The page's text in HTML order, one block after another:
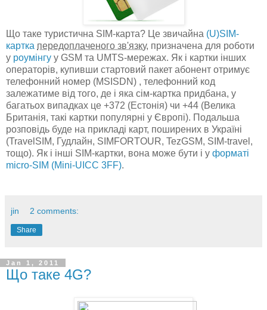
Що таке туристична SIM-карта? Це звичайна (U)SIM-
картка передоплаченого зв'язку, призначена для роботи
у роумінгу у GSM та UMTS-мережах. Як і картки інших
операторів, купивши стартовий пакет абонент отримує
телефонний номер (MSISDN) , телефонний код
залежатиме від того, де і яка сім-картка придбана, у
багатьох випадках це +372 (Естонія) чи +44 (Велика
Британія, такі картки популярні у Європі). Подальша
розповідь буде на прикладі карт, поширених в Україні
(TravelSIM, Гудлайн, SIMFORTOUR, TezGSM, SIM-travel,
тощо). Як і інші SIM-картки, вона може бути і у форматі
micro-SIM (Mini-UICC 3FF).
jin 2 comments:
Share
Jan 1, 2011
Що таке 4G?